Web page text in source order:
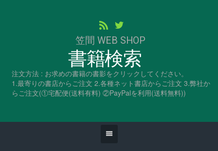
笠間 WEB SHOP
書籍検索
注文方法 : お求めの書籍の書影をクリックしてください。
1.最寄りの書店からご注文 2.各種ネット書店からご注文 3.弊社か
らご注文(①宅配便(送料有料) ②PayPalを利用(送料無料))